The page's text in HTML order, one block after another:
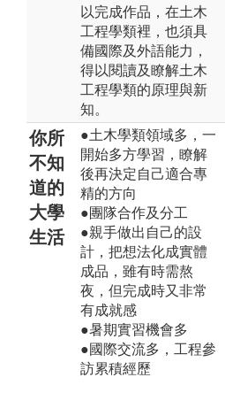
以完成作品，在土木
工程學類裡，也須具
備國際及外語能力，
得以閱讀及瞭解土木
工程學類的原理與新
知。
你所
不知
道的
大學
生活
●土木學類領域多，一
開始多方學習，瞭解
後再決定自己適合專
精的方向
●團隊合作及分工
●親手做出自己的設
計，把想法化成實體
成品，雖有時需熬
夜，但完成時又非常
有成就感
●暑期實習機會多
●國際交流多，工程參
訪累積經歷